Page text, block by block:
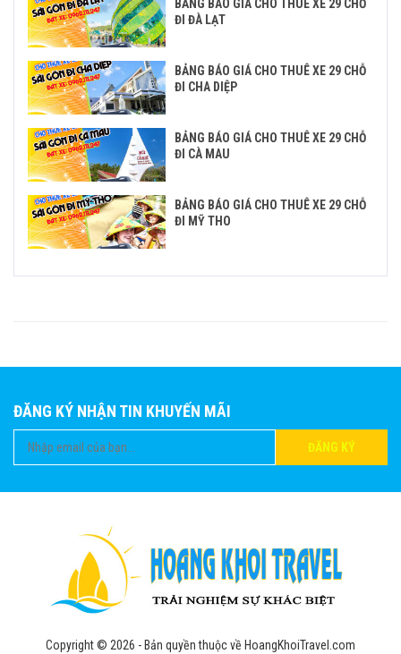
BẢNG BÁO GIÁ CHO THUÊ XE 29 CHỖ
ĐI ĐÀ LẠT
BẢNG BÁO GIÁ CHO THUÊ XE 29 CHỖ
ĐI CHA DIỆP
BẢNG BÁO GIÁ CHO THUÊ XE 29 CHỖ
ĐI CÀ MAU
BẢNG BÁO GIÁ CHO THUÊ XE 29 CHỖ
ĐI MỸ THO
ĐĂNG KÝ NHẬN TIN KHUYẾN MÃI
ĐĂNG KÝ
Copyright © 2026 - Bản quyền thuộc về HoangKhoiTravel.com